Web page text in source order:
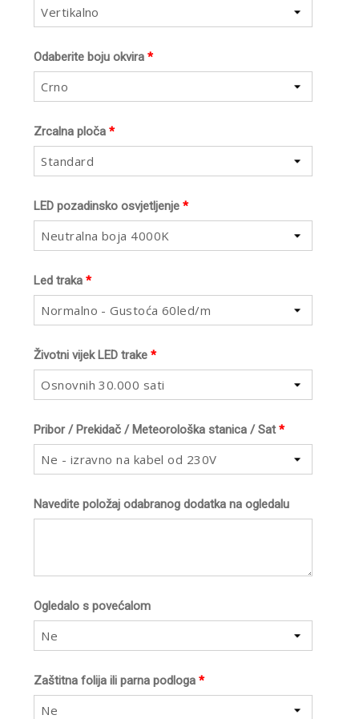
Vertikalno
*
Odaberite boju okvira
Crno
*
Zrcalna ploča
Standard
*
LED pozadinsko osvjetljenje
Neutralna boja 4000K
*
Led traka
Normalno - Gustoća 60led/m
*
Životni vijek LED trake
Osnovnih 30.000 sati
*
Pribor / Prekidač / Meteorološka stanica / Sat
Ne - izravno na kabel od 230V
Navedite položaj odabranog dodatka na ogledalu
Ogledalo s povećalom
Ne
*
Zaštitna folija ili parna podloga
Ne